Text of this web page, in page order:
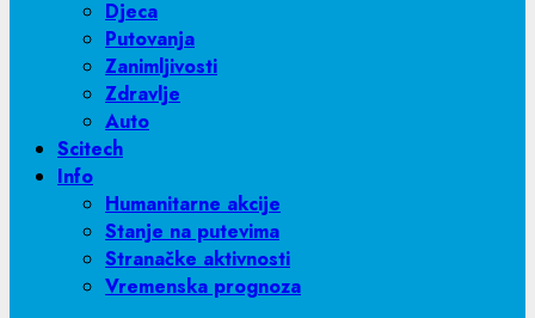
Djeca
Putovanja
Zanimljivosti
Zdravlje
Auto
Scitech
Info
Humanitarne akcije
Stanje na putevima
Stranačke aktivnosti
Vremenska prognoza